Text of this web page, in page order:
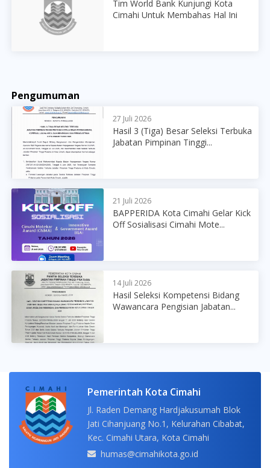
Tim World Bank Kunjungi Kota
Cimahi Untuk Membahas Hal Ini
Pengumuman
27 Juli 2026
Hasil 3 (Tiga) Besar Seleksi Terbuka
Jabatan Pimpinan Tinggi...
21 Juli 2026
BAPPERIDA Kota Cimahi Gelar Kick
Off Sosialisasi Cimahi Mote...
14 Juli 2026
Hasil Seleksi Kompetensi Bidang
Wawancara Pengisian Jabatan...
Pemerintah Kota Cimahi
Jl. Raden Demang Hardjakusumah Blok
Jati Cihanjuang No.1, Kelurahan Cibabat,
Kec. Cimahi Utara, Kota Cimahi
humas@cimahikota.go.id